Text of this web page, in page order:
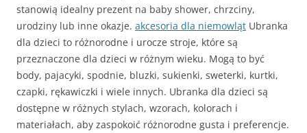
stanowią idealny prezent na baby shower, chrzciny,
urodziny lub inne okazje. akcesoria dla niemowląt Ubranka
dla dzieci to różnorodne i urocze stroje, które są
przeznaczone dla dzieci w różnym wieku. Mogą to być
body, pajacyki, spodnie, bluzki, sukienki, sweterki, kurtki,
czapki, rękawiczki i wiele innych. Ubranka dla dzieci są
dostępne w różnych stylach, wzorach, kolorach i
materiałach, aby zaspokoić różnorodne gusta i preferencje.